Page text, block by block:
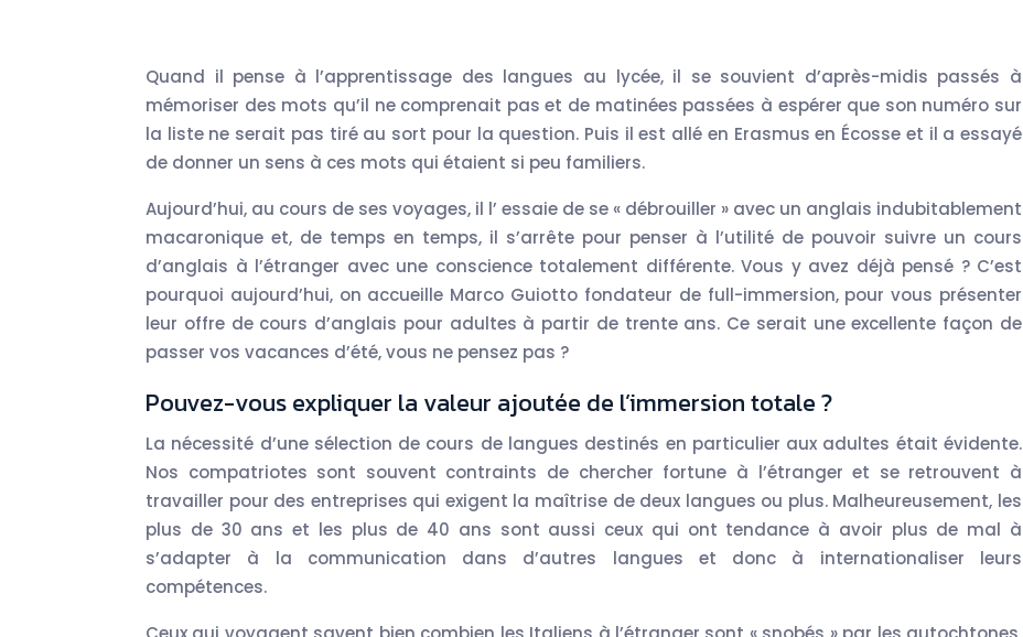
Quand il pense à l’apprentissage des langues au lycée, il se souvient d’après-midis passés à
mémoriser des mots qu’il ne comprenait pas et de matinées passées à espérer que son numéro sur
la liste ne serait pas tiré au sort pour la question. Puis il est allé en Erasmus en Écosse et il a essayé
de donner un sens à ces mots qui étaient si peu familiers.
Aujourd’hui, au cours de ses voyages, il l’ essaie de se « débrouiller » avec un anglais indubitablement
macaronique et, de temps en temps, il s’arrête pour penser à l’utilité de pouvoir suivre un cours
d’anglais à l’étranger avec une conscience totalement différente. Vous y avez déjà pensé ? C’est
pourquoi aujourd’hui, on accueille Marco Guiotto fondateur de full-immersion, pour vous présenter
leur offre de cours d’anglais pour adultes à partir de trente ans. Ce serait une excellente façon de
passer vos vacances d’été, vous ne pensez pas ?
Pouvez-vous expliquer la valeur ajoutée de l’immersion totale ?
La nécessité d’une sélection de cours de langues destinés en particulier aux adultes était évidente.
Nos compatriotes sont souvent contraints de chercher fortune à l’étranger et se retrouvent à
travailler pour des entreprises qui exigent la maîtrise de deux langues ou plus. Malheureusement, les
plus de 30 ans et les plus de 40 ans sont aussi ceux qui ont tendance à avoir plus de mal à
s’adapter à la communication dans d’autres langues et donc à internationaliser leurs
compétences.